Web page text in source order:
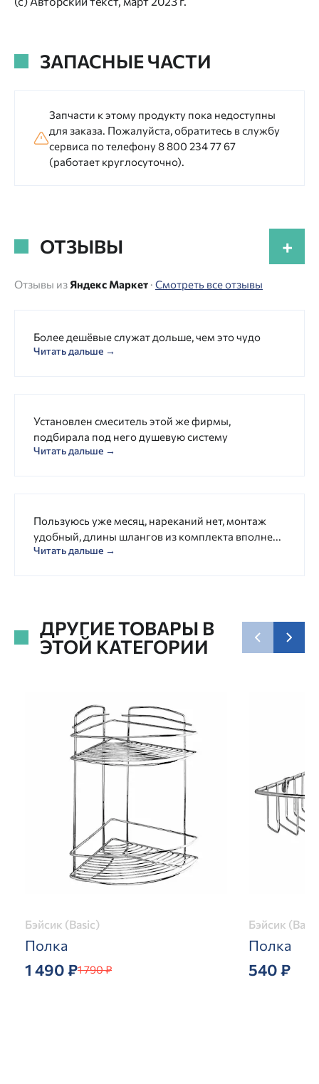
ЗАПАСНЫЕ ЧАСТИ
Запчасти к этому продукту пока недоступны
для заказа. Пожалуйста, обратитесь в службу
сервиса по телефону 8 800 234 77 67
(работает круглосуточно).
ОТЗЫВЫ +
Отзывы из Яндекс Маркет · Смотреть все отзывы
Более дешёвые служат дольше, чем это чудо
Читать дальше →
Установлен смеситель этой же фирмы,
подбирала под него душевую систему
Читать дальше →
Пользуюсь уже месяц, нареканий нет, монтаж
удобный, длины шлангов из комплекта вполне...
Читать дальше →
ДРУГИЕ ТОВАРЫ В
ЭТОЙ КАТЕГОРИИ
Бэйсик (Basic)
Полка
1 490 ₽1 790 ₽
Бэйсик
Полка
540 ₽